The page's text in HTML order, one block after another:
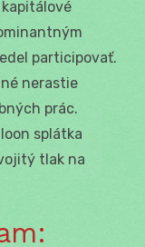
participovať.
nerastie
prác.
splátka
tlak na